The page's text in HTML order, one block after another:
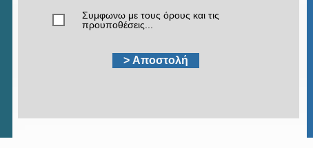
Συμφωνω με τους όρους και τις
προυποθέσεις...
> Αποστολή